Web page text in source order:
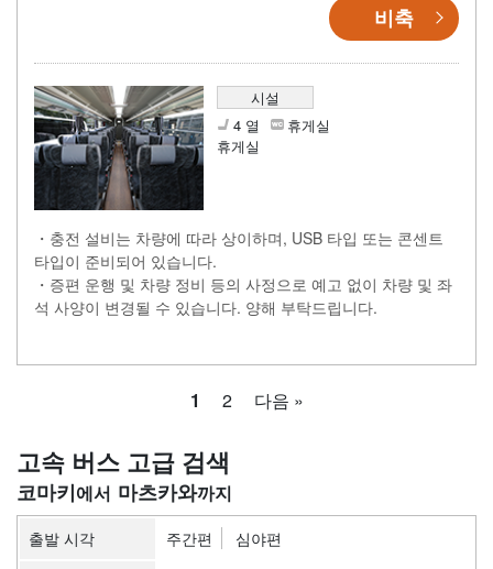
비축
시설
4 열
휴게실
휴게실
・충전 설비는 차량에 따라 상이하며, USB 타입 또는 콘센트
타입이 준비되어 있습니다.
・증편 운행 및 차량 정비 등의 사정으로 예고 없이 차량 및 좌
석 사양이 변경될 수 있습니다. 양해 부탁드립니다.
1 2 다음 »
고속 버스 고급 검색
코마키 마츠카와
출발 시각 주간편
심야편